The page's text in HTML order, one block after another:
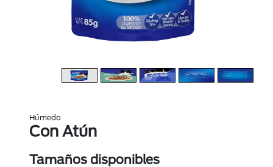
Húmedo
Con Atún
Tamaños disponibles